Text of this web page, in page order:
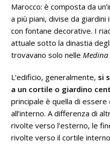
Marocco: è composta da
a più piani, divise da giardini
con fontane decorative. I
attuale sotto la dinastia
trovavano solo nelleMedina
L’edificio, generalmente, si
a un cortile o giardino
principale è quella di essere
all’interno. A differenza di
rivolte verso l’esterno, le
rivolte verso il cortile